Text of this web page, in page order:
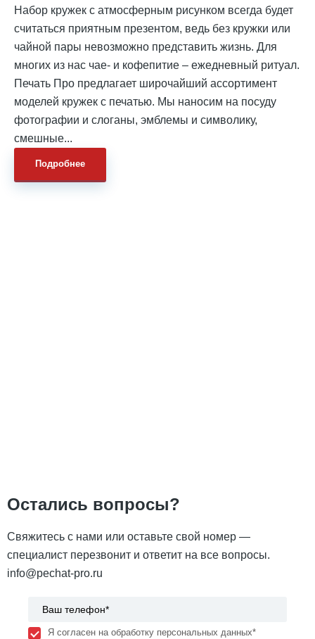
Набор кружек с атмосферным рисунком всегда будет
считаться приятным презентом, ведь без кружки или
чайной пары невозможно представить жизнь. Для
многих из нас чае- и кофепитие – ежедневный ритуал.
Печать Про предлагает широчайший ассортимент
моделей кружек с печатью. Мы наносим на посуду
фотографии и слоганы, эмблемы и символику,
смешные...
Подробнее
Остались вопросы?
Свяжитесь с нами или оставьте свой номер —
специалист перезвонит и ответит на все вопросы.
info@pechat-pro.ru
Я согласен на обработку персональных данных*